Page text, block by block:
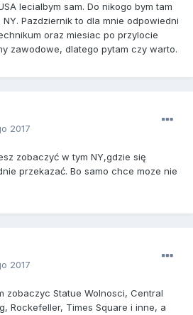
lecialbym sam. Do nikogo bym tam
Pazdziernik to dla mnie odpowiedni
oraz miesiac po przylocie
zawodowe, dlatego pytam czy warto.
2017
zobaczyć w tym NY,gdzie się
przekazać. Bo samo chce moze nie
2017
zobaczyc Statue Wolnosci, Central
Rockefeller, Times Square i inne, a